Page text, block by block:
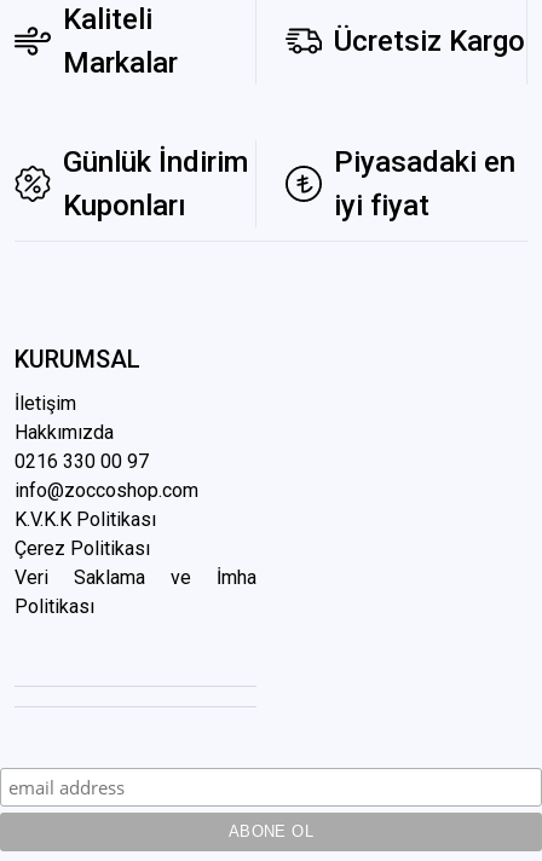
Kaliteli
Markalar
Ücretsiz Kargo
Günlük İndirim
Kuponları
Piyasadaki en
iyi fiyat
KURUMSAL
İletişim
Hakkımızda
0216 330 00 97
info@zoccoshop.com
K.V.K.K Politikası
Çerez Politikası
Veri Saklama ve İmha
Politikası